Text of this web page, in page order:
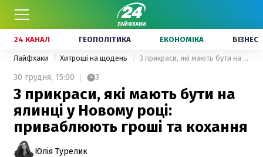
24 КАНАЛ ГЕОПОЛІТИКА ЕКОНОМІКА БІЗНЕС
Лайфхаки Хитрощі на щодень 3 прикраси, які мають бути на ялинці у Новому році: приваблюють гроші та кохання
30 грудня, 15:00 3
3 прикраси, які мають бути на
ялинці у Новому році:
приваблюють гроші та кохання
Юлія Турелик